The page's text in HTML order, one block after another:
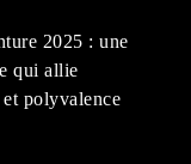
2025 : une
qui allie
polyvalence